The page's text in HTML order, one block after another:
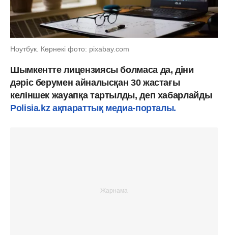
Ноутбук. Көрнекі фото: pixabay.com
Шымкентте лицензиясы болмаса да, діни
дәріс берумен айналысқан 30 жастағы
келіншек жауапқа тартылды, деп хабарлайды
Polisia.kz ақпараттық медиа-порталы.